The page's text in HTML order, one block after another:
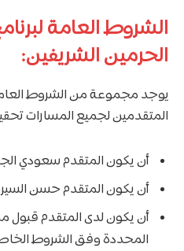
الشروط العامة
الحرمين الشريفين:
يوجد مجموعة من الشروط
المتقدمين لجميع المسارات
أن يكون المتقدم سعودي
أن يكون المتقدم حسن
أن يكون لدى المتقدم قبول
المحددة وفق الشروط